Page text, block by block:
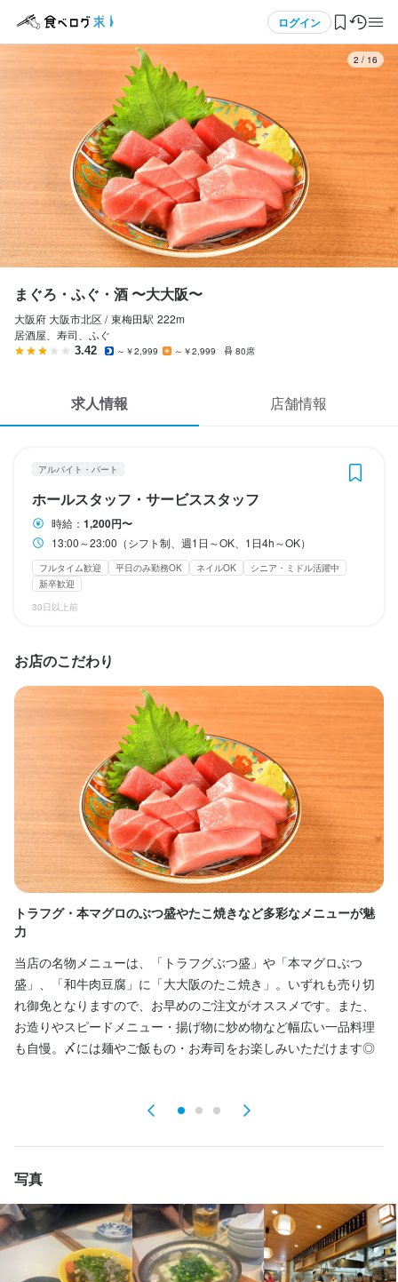
ログイン
ログイン・無料会員登録
食べログ求人TOP
求人検索
マイページ管理
気になる求人
検索履歴・保存した条件
応募履歴
ヘルプ・お問い合わせフォーム
掲載をご検討の店舗様へ
食べログ求人PRESS
利用規約
3 / 16
まぐろ・ふぐ・酒 〜大大阪〜
大阪府 大阪市北区 / 東梅田駅 222m
居酒屋、寿司、ふぐ
3.42 ～￥2,999 ～￥2,999 80席
求人情報 店舗情報
アルバイト・パート
ホールスタッフ・サービススタッフ
時給： 1,200円〜
13:00～23:00（シフト制、週1日～OK、1日4h～OK）
フルタイム歓迎 平日のみ勤務OK ネイルOK
シニア・ミドル活躍中
新卒歓迎
30日以上前
お店のこだわり
トラフグ・本マグロのぶつ盛やたこ焼きなど多彩なメニューが魅
力
当店の名物メニューは、「トラフグぶつ盛」や「本マグロぶつ
盛」、「和牛肉豆腐」に「大大阪のたこ焼き」。いずれも売り切
れ御免となりますので、お早めのご注文がオススメです。また、
お造りやスピードメニュー・揚げ物に炒め物など幅広い一品料理
も自慢。〆には麺やご飯もの・お寿司をお楽しみいただけます◎
写真
まぐろ・ふぐ・酒 〜大大阪〜
ホールスタッフ・サービススタッフ
ホールスタッフ・サービススタッフ
時給1,200円〜
勤務時間
13:00～23:00（シフト制、週1日～OK、1日4h～OK）
残業月20時間以下
転勤なし 長期勤務歓迎
週4日以上OK
シフト制
休日・休暇
2週間ごとのシフト制
待遇
・契約期間の定めなし
まかない・食事補助あり
社員登用制度あり
特徴
未経験者歓迎
フリーター歓迎
留学生歓迎
シニア・ミドル活躍中 女性活躍中
スタッフの平均年齢20代
採用予定10名以上
面接1回 即日勤務OK
仕事内容
当店のホールスタッフとして、主にお客様への料理や飲み物の提
供を担当していただきます。お席へのご案内やオーダーの受付、
テーブルの片付けなどもお願いしていますが、まずは比較的簡単
な提供業務から始めていただき、徐々に業務範囲を広げていきま
す。居酒屋や寿司、ふぐ料理店ならではの活気ある雰囲気の中
で、接客を楽しんでいただけます。
1日の平均シフト時間は4〜5時間ほどで、無理なく働ける体制で
す。営業中は担当エリアごとにスタッフを配置し、忙しい時間帯
でもチームで協力しながら業務を進めています。短時間勤務をご
質問できる環境が整っており、初めての方でも安心してスタート
この仕事のおすすめポイント
応募画面へ進む